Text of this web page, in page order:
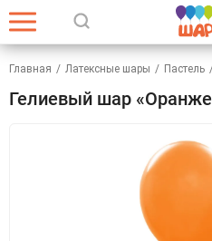
Главная / Латексные шары / Пастель
Гелиевый шар